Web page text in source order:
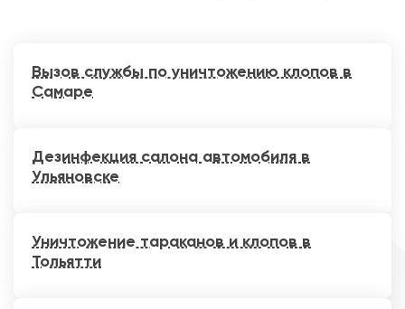
Вызов службы по уничтожению клопов в
Самаре
Дезинфекция салона автомобиля в
Ульяновске
Уничтожение тараканов и клопов в
Тольятти